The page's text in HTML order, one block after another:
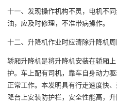
十一、发现操作机构不灵，电机不
油，应及时修理，不准带病操作。
十二、升降机作业时应清除升降机周
轿厢升降机是将升降机安装在轿厢
护。车上配有司机，靠车自身动力
正常工作。本发明具有行走速度快
降台上安装防护栏，安全性能高，